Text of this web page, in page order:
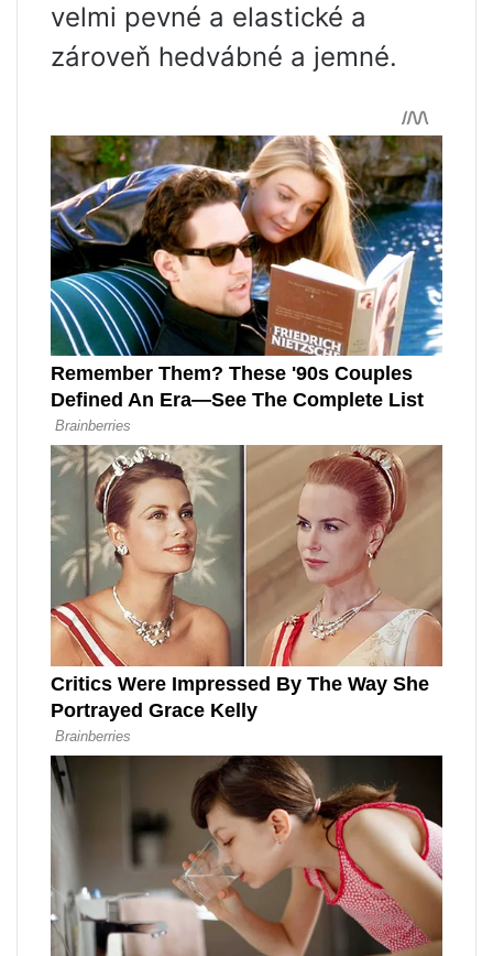
velmi pevné a elastické a
zároveň hedvábné a jemné.